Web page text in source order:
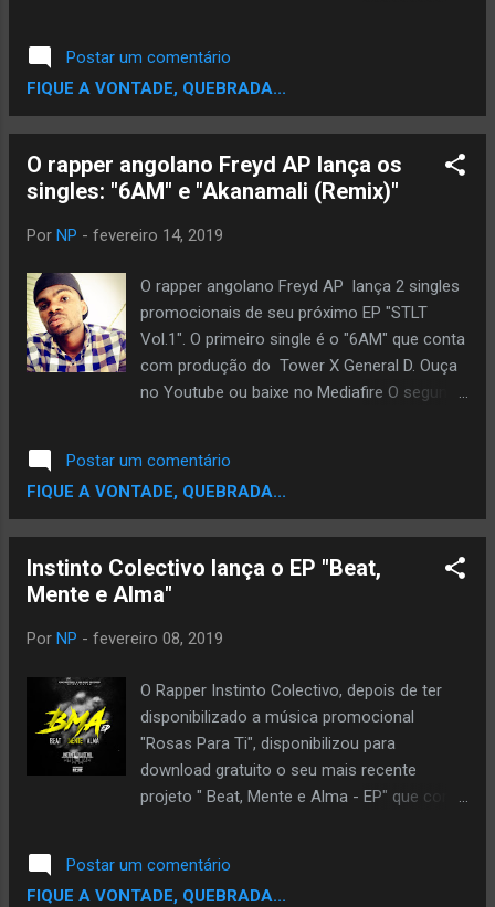
Feat Ary Provérbio 03 - Ghetto Boy Feat
Geovanny Chris 04 - Vidas Oposta Feat
Daina Gomes 05 - Despreocupado Feat
Fala Baixo 08 - Tamu Numa 09 - Damn 10 -
Agora Vé 11 - Trippin Feat Amilton Zeck 12 -
Bonhonho Feat Fidy M 13 - Deus Feat Gabriel
Flow 15 - Meu Tip de Rapper DOWNLOAD
MEDIAFIRE
Postar um comentário
FIQUE A VONTADE, QUEBRADA...
O rapper angolano Freyd AP lança os
singles: "6AM" e "Akanamali (Remix)"
Por NP - fevereiro 14, 2019
O rapper angolano Freyd AP lança 2 singles
promocionais de seu próximo EP "STLT
Vol.1". O primeiro single é o "6AM" que conta
com produção do Tower X General D. Ouça
no Youtube ou baixe no Mediafire O segundo
Postar um comentário
FIQUE A VONTADE, QUEBRADA...
Instinto Colectivo lança o EP "Beat,
Mente e Alma"
Por NP - fevereiro 08, 2019
O Rapper Instinto Colectivo, depois de ter
disponibilizado a música promocional
"Rosas Para Ti", disponibilizou para
download gratuito o seu mais recente
projeto " Beat, Mente e Alma - EP" que conta
Mente e Alma [EP] (2019) // Download
Postar um comentário
FIQUE A VONTADE, QUEBRADA...